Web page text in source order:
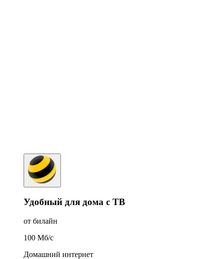
Удобный для дома с ТВ
от билайн
100 Мб/c
Домашний интернет